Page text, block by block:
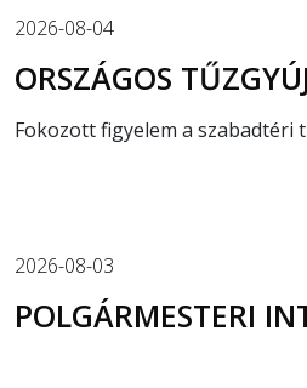
2026-08-04
ORSZÁGOS
Fokozott figyelem a szabadtéri
2026-08-03
POLGÁRMESTERI